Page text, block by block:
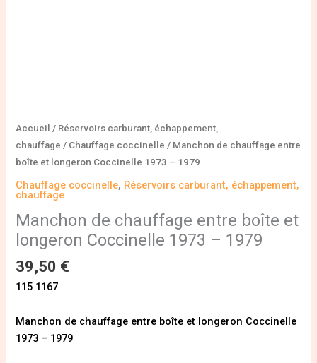
Accueil / Réservoirs carburant, échappement,
chauffage / Chauffage coccinelle / Manchon de chauffage entre
boîte et longeron Coccinelle 1973 – 1979
Chauffage coccinelle, Réservoirs carburant, échappement,
chauffage
Manchon de chauffage entre boîte et
longeron Coccinelle 1973 – 1979
39,50 €
115 1167
Manchon de chauffage entre boîte et longeron Coccinelle
1973 – 1979